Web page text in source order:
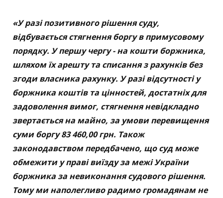
«У разі позитивного рішення суду,
відбувається стягнення боргу в примусовому
порядку. У першу чергу - на кошти боржника,
шляхом їх арешту та списання з рахунків без
згоди власника рахунку. У разі відсутності у
боржника коштів та цінностей, достатніх для
задоволення вимог, стягнення невідкладно
звертається на майно, за умови перевищення
суми боргу 83 460,00 грн. Також
законодавством передбачено, що суд може
обмежити у праві виїзду за межі України
боржника за невиконання судового рішення.
Тому ми наполегливо радимо громадянам не